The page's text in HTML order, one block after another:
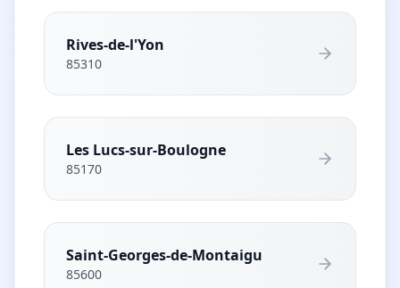
Rives-de-l'Yon
85310
Les Lucs-sur-Boulogne
85170
Saint-Georges-de-Montaigu
85600